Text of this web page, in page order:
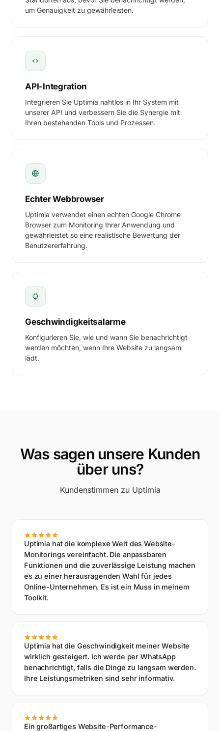
cdn-old.northwind.io/jquery.js script
69%
of total load time
3RD PARTIES
31
14
third-party domains
3rd-party domains
DOMAIN
cdn.cloudflare.com
tagmanager.google.com
intercom-cdn.com
app.uptimia.com/cp/reports
um Genauigkeit zu gewährleisten.
API-Integration
Integrieren Sie Uptimia nahtlos in Ihr System mit
unserer API und verbessern Sie die Synergie mit
Ihren bestehenden Tools und Prozessen.
Echter Webbrowser
Uptimia verwendet einen echten Google Chrome
Browser zum Monitoring Ihrer Anwendung und
gewährleistet so eine realistische Bewertung der
Benutzererfahrung.
Geschwindigkeitsalarme
Konfigurieren Sie, wie und wann Sie benachrichtigt
werden möchten, wenn Ihre Website zu langsam
lädt.
Was sagen unsere Kunden
über uns?
Kundenstimmen zu Uptimia
Uptimia hat die komplexe Welt des Website-
Monitorings vereinfacht. Die anpassbaren
Funktionen und die zuverlässige Leistung machen
es zu einer herausragenden Wahl für jedes
Online-Unternehmen. Es ist ein Muss in meinem
Toolkit.
Uptimia hat die Geschwindigkeit meiner Website
wirklich gesteigert. Ich werde per WhatsApp
benachrichtigt, falls die Dinge zu langsam werden.
Ihre Leistungsmetriken sind sehr informativ.
Ein großartiges Website-Performance-